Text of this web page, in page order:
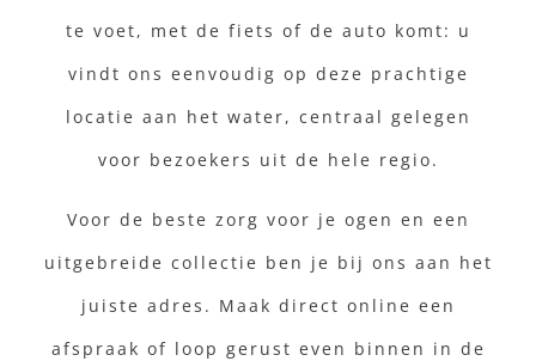
te voet, met de fiets of de auto komt: u
vindt ons eenvoudig op deze prachtige
locatie aan het water, centraal gelegen
voor bezoekers uit de hele regio.
Voor de beste zorg voor je ogen en een
uitgebreide collectie ben je bij ons aan het
juiste adres. Maak direct online een
afspraak of loop gerust even binnen in de